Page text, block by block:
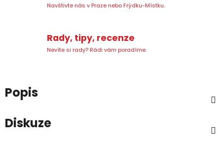
Navštivte nás v Praze nebo Frýdku-Místku.
Rady, tipy, recenze
Nevíte si rady? Rádi vám poradíme.
Popis
Diskuze